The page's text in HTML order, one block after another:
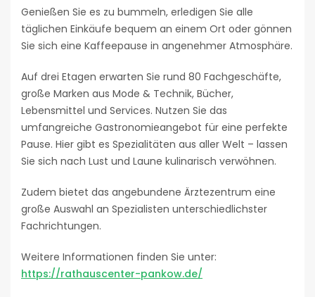
Genießen Sie es zu bummeln, erledigen Sie alle
täglichen Einkäufe bequem an einem Ort oder gönnen
Sie sich eine Kaffeepause in angenehmer Atmosphäre.
Auf drei Etagen erwarten Sie rund 80 Fachgeschäfte,
große Marken aus Mode & Technik, Bücher,
Lebensmittel und Services. Nutzen Sie das
umfangreiche Gastronomieangebot für eine perfekte
Pause. Hier gibt es Spezialitäten aus aller Welt – lassen
Sie sich nach Lust und Laune kulinarisch verwöhnen.
Zudem bietet das angebundene Ärztezentrum eine
große Auswahl an Spezialisten unterschiedlichster
Fachrichtungen.
Weitere Informationen finden Sie unter:
https://rathauscenter-pankow.de/